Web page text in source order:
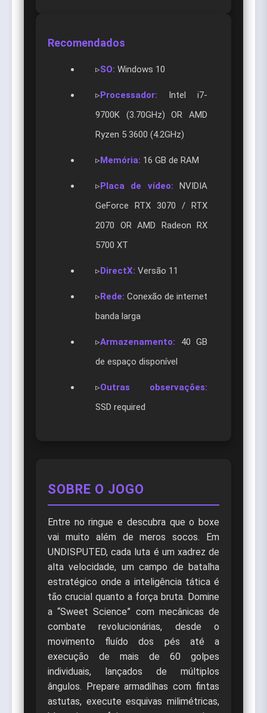
Recomendados
▹SO: Windows 10
▹Processador: Intel i7-
9700K (3.70GHz) OR AMD
Ryzen 5 3600 (4.2GHz)
▹Memória: 16 GB de RAM
▹Placa de vídeo: NVIDIA
GeForce RTX 3070 / RTX
2070 OR AMD Radeon RX
5700 XT
▹DirectX: Versão 11
▹Rede: Conexão de internet
banda larga
▹Armazenamento: 40 GB
de espaço disponível
▹Outras observações:
SSD required
SOBRE O JOGO
Entre no ringue e descubra que o boxe
vai muito além de meros socos. Em
UNDISPUTED, cada luta é um xadrez de
alta velocidade, um campo de batalha
estratégico onde a inteligência tática é
tão crucial quanto a força bruta. Domine
a “Sweet Science” com mecânicas de
combate revolucionárias, desde o
movimento fluído dos pés até a
execução de mais de 60 golpes
individuais, lançados de múltiplos
ângulos. Prepare armadilhas com fintas
astutas, execute esquivas milimétricas,